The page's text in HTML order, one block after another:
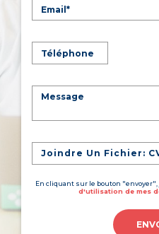
Joindre Un Fichier:
En cliquant sur le bouton "envoyer",
d'utilisation de mes